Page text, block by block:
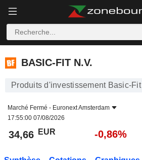
BASIC-FIT N.V.
BASIC-FIT N.V.
Produits d'investissement Basic-Fit
Marché Fermé - Euronext Amsterdam
17:55:00 07/08/2026
34,66 EUR -0,86%